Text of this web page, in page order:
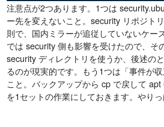
注意点が2つあります。1つは
ー先を変えないこと。security リポジト
則で、国内ミラーが追従していないケー
では security 側も影響を受けたので、そ
security ディレクトリを使うか、後述の
るのが現実的です。もう1つは「事件が
こと。バックアップから cp で戻して
を1セットの作業にしておきます。やりっ